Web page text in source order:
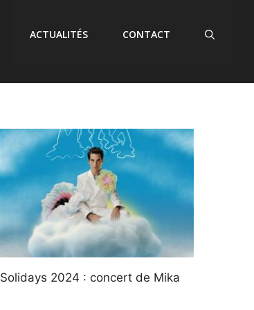
ACTUALITÉS CONTACT
Solidays 2024 : concert de Mika